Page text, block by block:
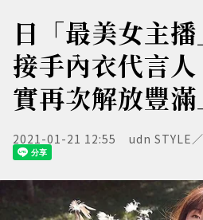
日「最美女主
接手內衣代言
實再次解放豐滿
2021-01-21 12:55 udn STYLE